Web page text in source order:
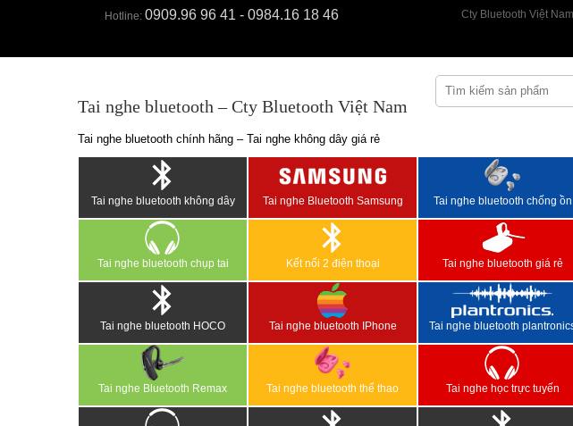
Hotline: 0909.96 96 41 - 0984.16 18 46 Cty Bluetooth Việt Nam
Tai nghe bluetooth – Cty Bluetooth Việt Nam
Tai nghe bluetooth chính hãng – Tai nghe không dây giá rẻ
Tai nghe bluetooth không dây Tai nghe Bluetooth Samsung Tai nghe bluetooth chống ồn
Tai nghe bluetooth chụp tai Kết nối 2 điện thoại Tai nghe bluetooth giá rẻ
Tai nghe bluetooth HOCO Tai nghe bluetooth IPhone Tai nghe bluetooth
Tai nghe Bluetooth Remax Tai nghe bluetooth thể thao Tai nghe học trực tuyến